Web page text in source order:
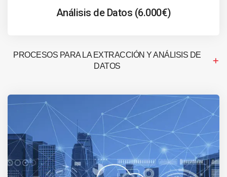
Análisis de Datos (6.000€)
PROCESOS PARA LA EXTRACCIÓN Y ANÁLISIS DE
DATOS